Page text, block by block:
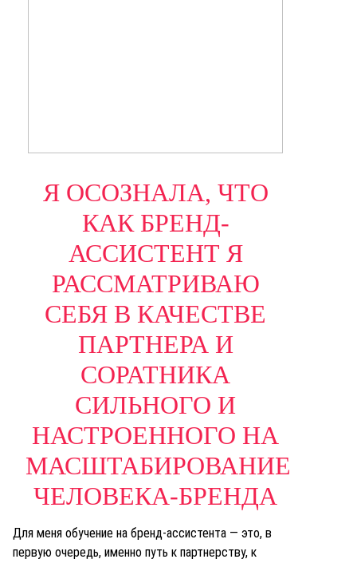
Я ОСОЗНАЛА, ЧТО
КАК БРЕНД-
АССИСТЕНТ Я
РАССМАТРИВАЮ
СЕБЯ В КАЧЕСТВЕ
ПАРТНЕРА И
СОРАТНИКА
СИЛЬНОГО И
НАСТРОЕННОГО НА
МАСШТАБИРОВАНИЕ
ЧЕЛОВЕКА-БРЕНДА
Для меня обучение на бренд-ассистента — это, в
первую очередь, именно путь к партнерству, к